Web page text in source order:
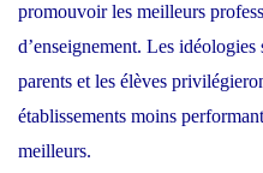
promouvoir les meilleurs
d’enseignement. Les idéologies
parents et les élèves
établissements moins
meilleurs.